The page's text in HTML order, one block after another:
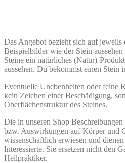
Das Angebot bezieht sich auf jeweils
Beispielbilder wie der Stein
Steine ein natürliches (Natur)-
aussehen. Du bekommst einen Stein
Eventuelle Unebenheiten oder feine
kein Zeichen einer Beschädigung,
Oberflächenstruktur des Steines.
Die in unseren Shop
bzw. Auswirkungen auf Körper und
wissenschaftlich erwiesen und
Interessierte. Sie ersetzen nicht den
Heilpraktiker.